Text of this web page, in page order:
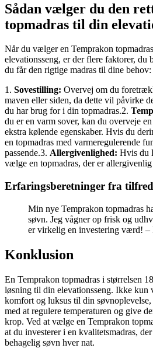
Sådan vælger du den
topmadras til din
Når du vælger en Temprakon
elevationsseng, er der flere faktorer, du
du får den rigtige madras til dine behov:
1. Sovestilling: Overvej om du
maven eller siden, da dette vil påvirke
du har brug for i din topmadras.2.
du er en varm sover, kan du overveje
ekstra kølende egenskaber. Hvis du
en topmadras med varmeregulerende
passende.3. Allergivenlighed: Hvis du
vælge en topmadras, der er
Erfaringsberetninger fra
Min nye Temprakon topmadras
søvn. Jeg vågner op frisk og
er virkelig en investering værd! –
Konklusion
En Temprakon topmadras i størrelsen
løsning til din elevationsseng. Ikke kun
komfort og luksus til din
med at regulere temperaturen og give
krop. Ved at vælge en Temprakon
at du investerer i en kvalitetsmadras,
behagelig søvn hver nat.